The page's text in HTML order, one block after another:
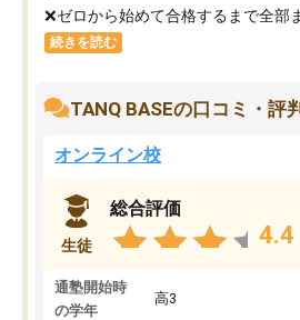
❌ゼロから始めて合格するまで全部
続きを読む
TANQ BASEの口コミ・評
オンライン校
生徒
総合評価
4.4
通塾開始時
の学年
高3